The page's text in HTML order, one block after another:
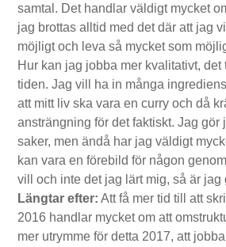
samtal. Det handlar väldigt mycket
jag brottas alltid med det där att jag
möjligt och leva så mycket som
Hur kan jag jobba mer kvalitativt, det
tiden. Jag vill ha in många
att mitt liv ska vara en curry och då
ansträngning för det faktiskt. Jag gör
saker, men ändå har jag väldigt
kan vara en förebild för någon
vill och inte det jag lärt mig, så är jag
Längtar efter: Att få mer tid till att
2016 handlar mycket om att
mer utrymme för detta 2017, att